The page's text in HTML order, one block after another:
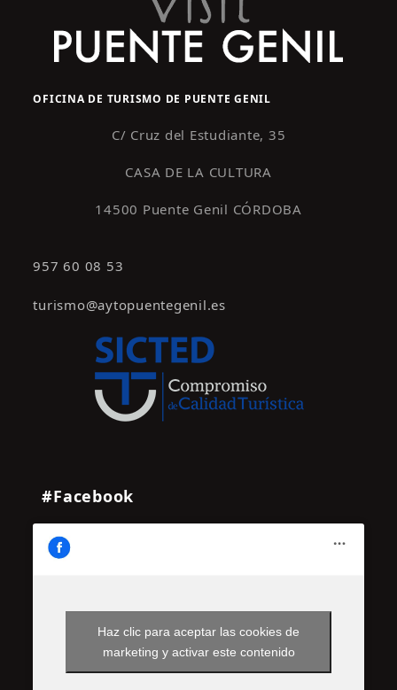
OFICINA DE TURISMO DE PUENTE GENIL
C/ Cruz del Estudiante, 35
CASA DE LA CULTURA
14500 Puente Genil CÓRDOBA
957 60 08 53
turismo@aytopuentegenil.es
#Facebook
Haz clic para aceptar las cookies de
marketing y activar este contenido